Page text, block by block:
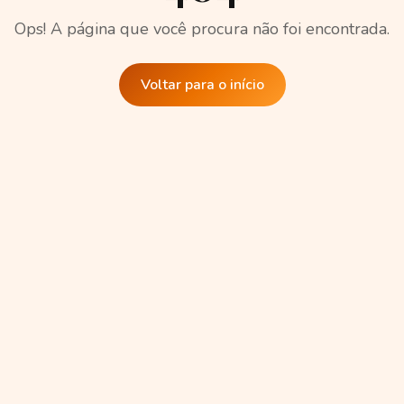
Ops! A página que você procura não foi encontrada.
Voltar para o início